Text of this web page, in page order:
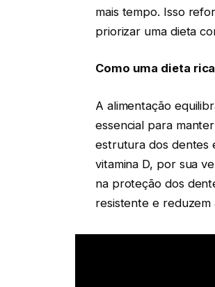
mais tempo. Isso
priorizar uma dieta
Como uma dieta
A alimentação
essencial para
estrutura dos dentes
vitamina D, por sua
na proteção dos
resistente e reduzem